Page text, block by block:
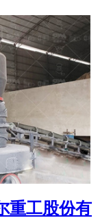
重工股份有